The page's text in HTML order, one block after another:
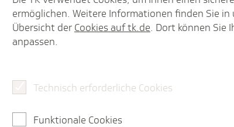
ermöglichen. Weitere Informationen finden Sie in
Übersicht der Cookies auf tk.de. Dort können Sie
anpassen.
Technisch erforderliche Cookies
Funktionale Cookies